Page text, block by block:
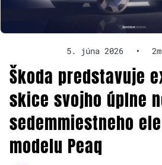
5. júna 2026 •
Škoda predstavuje
skice svojho úplne
sedemmiestneho
modelu Peaq